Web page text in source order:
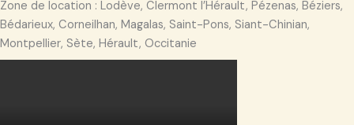
Zone de location : Lodève, Clermont l’Hérault, Pézenas, Béziers,
Bédarieux, Corneilhan, Magalas, Saint-Pons, Siant-Chinian,
Montpellier, Sète, Hérault, Occitanie